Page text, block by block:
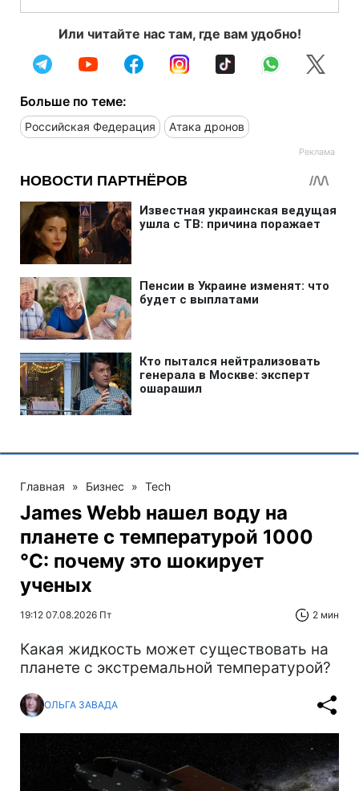
Или читайте нас там, где вам удобно!
Больше по теме:
Российская Федерация Атака дронов
Главная » Бизнес » Tech
James Webb нашел воду на
планете с температурой 1000
°C: почему это шокирует
ученых
19:12 07.08.2026 Пт 2 мин
Какая жидкость может существовать на
планете с экстремальной температурой?
ОЛЬГА ЗАВАДА